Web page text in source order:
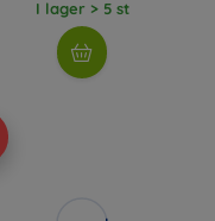
I lager > 5 st